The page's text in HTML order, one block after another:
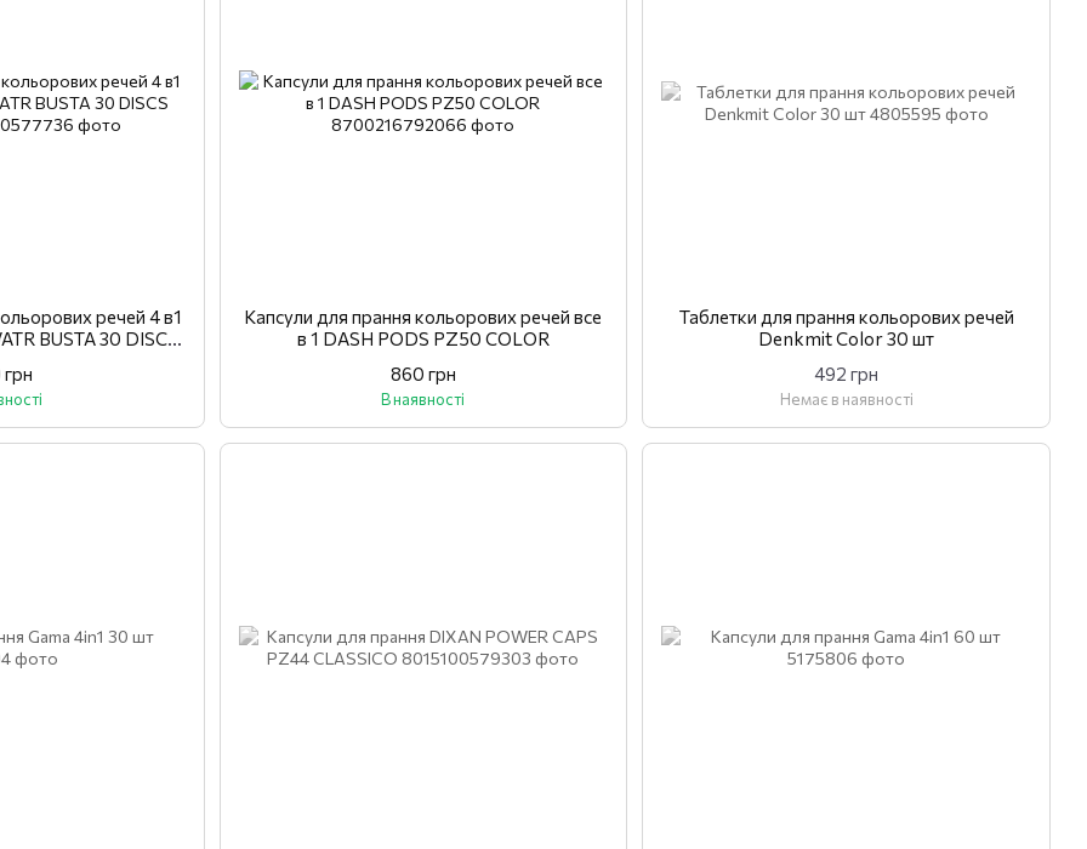
речей 4 в1
BUSTA 30 DISCS
Капсули для прання кольорових речей все
в 1 DASH PODS PZ50 COLOR
860 грн
В наявності
Таблетки для прання кольорових речей
Denkmit Color 30 шт
492 грн
Немає в наявності